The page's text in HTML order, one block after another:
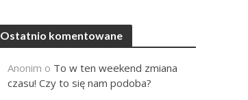
Ostatnio komentowane
Anonim o To w ten weekend zmiana
czasu! Czy to się nam podoba?